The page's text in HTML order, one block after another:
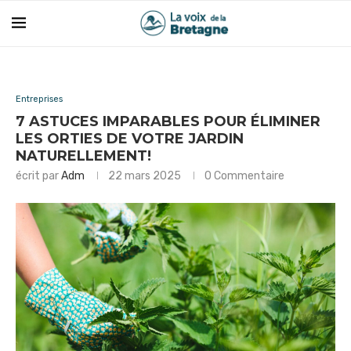
Entreprises
7 ASTUCES IMPARABLES POUR ÉLIMINER
LES ORTIES DE VOTRE JARDIN
NATURELLEMENT!
écrit parAdm 22 mars 2025 0 Commentaire